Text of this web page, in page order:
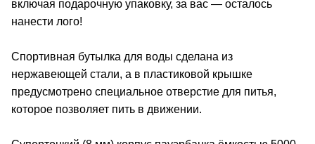
включая подарочную упаковку, за вас — осталось
нанести лого!
Спортивная бутылка для воды сделана из
нержавеющей стали, а в пластиковой крышке
предусмотрено специальное отверстие для питья,
которое позволяет пить в движении.